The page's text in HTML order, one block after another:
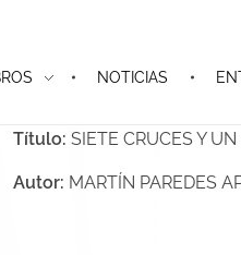
NOTICIAS
Título: SIETE CRUCES Y
Autor: MARTÍN PAREDES